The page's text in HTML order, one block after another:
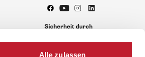
Alle zulassen
Sicherheit durch